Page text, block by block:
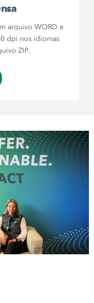
arquivo WORD e
dpi nos idiomas
ZIP.